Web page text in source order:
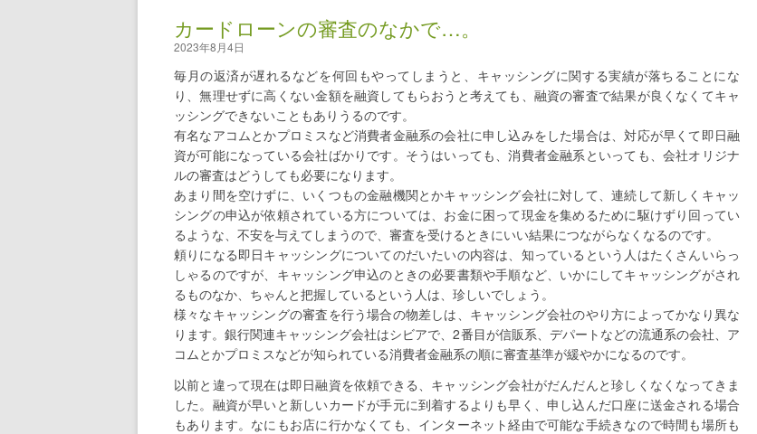
カードローンの審査のなかで…。
2023年8月4日
毎月の返済が遅れるなどを何回もやってしまうと、キャッシングに関する実績が落ちることにな
り、無理せずに高くない金額を融資してもらおうと考えても、融資の審査で結果が良くなくてキャ
ッシングできないこともありうるのです。
有名なアコムとかプロミスなど消費者金融系の会社に申し込みをした場合は、対応が早くて即日融
資が可能になっている会社ばかりです。そうはいっても、消費者金融系といっても、会社オリジナ
ルの審査はどうしても必要になります。
あまり間を空けずに、いくつもの金融機関とかキャッシング会社に対して、連続して新しくキャッ
シングの申込が依頼されている方については、お金に困って現金を集めるために駆けずり回ってい
るような、不安を与えてしまうので、審査を受けるときにいい結果につながらなくなるのです。
頼りになる即日キャッシングについてのだいたいの内容は、知っているという人はたくさんいらっ
しゃるのですが、キャッシング申込のときの必要書類や手順など、いかにしてキャッシングがされ
るものなか、ちゃんと把握しているという人は、珍しいでしょう。
様々なキャッシングの審査を行う場合の物差しは、キャッシング会社のやり方によってかなり異な
ります。銀行関連キャッシング会社はシビアで、2番目が信販系、デパートなどの流通系の会社、ア
コムとかプロミスなどが知られている消費者金融系の順に審査基準が緩やかになるのです。
以前と違って現在は即日融資を依頼できる、キャッシング会社がだんだんと珍しくなくなってきま
した。融資が早いと新しいカードが手元に到着するよりも早く、申し込んだ口座に送金される場合
もあります。なにもお店に行かなくても、インターネット経由で可能な手続きなので時間も場所も